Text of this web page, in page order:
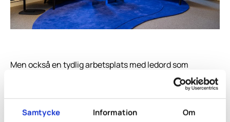
Samtycke Information Om
Men också en tydlig arbetsplats med ledord som